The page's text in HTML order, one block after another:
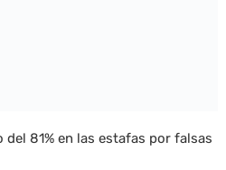
81% en las estafas por falsas